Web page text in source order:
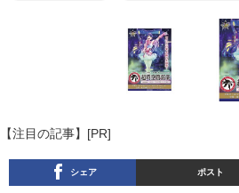
【注目の記事】[PR]
シェア ポスト